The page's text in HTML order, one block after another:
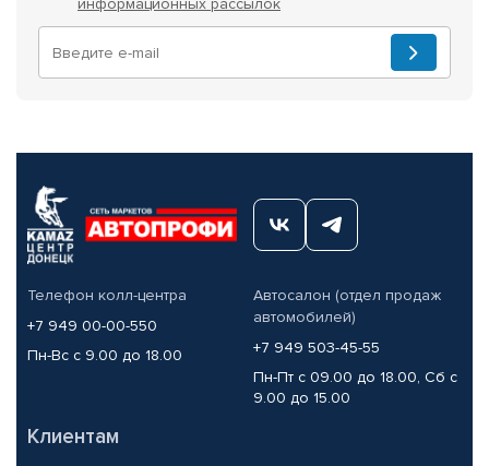
информационных рассылок
Телефон колл-центра
+7 949 00-00-550
Пн-Вс с 9.00 до 18.00
Автосалон (отдел продаж
автомобилей)
+7 949 503-45-55
Пн-Пт с 09.00 до 18.00, Сб с
9.00 до 15.00
Клиентам